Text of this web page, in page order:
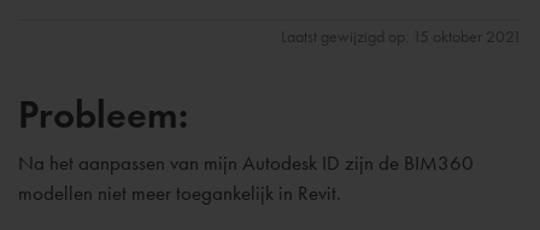
Laatst gewijzigd op: 15 oktober 2021
Probleem:
Na het aanpassen van mijn Autodesk ID zijn de BIM360
modellen niet meer toegankelijk in Revit.